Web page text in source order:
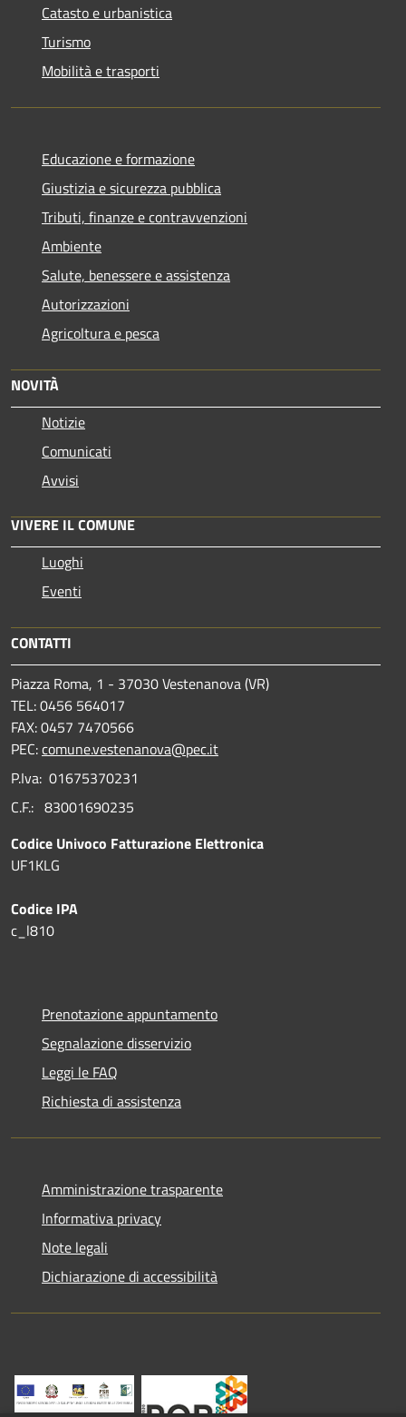
Catasto e urbanistica
Turismo
Mobilità e trasporti
Educazione e formazione
Giustizia e sicurezza pubblica
Tributi, finanze e contravvenzioni
Ambiente
Salute, benessere e assistenza
Autorizzazioni
Agricoltura e pesca
NOVITÀ
Notizie
Comunicati
Avvisi
VIVERE IL COMUNE
Luoghi
Eventi
CONTATTI
Piazza Roma, 1 - 37030 Vestenanova (VR)
TEL: 0456 564017
FAX: 0457 7470566
PEC:comune.vestenanova@pec.it
P.Iva: 01675370231
C.F.: 83001690235
Codice Univoco Fatturazione Elettronica
UF1KLG
Codice IPA
c_l810
Prenotazione appuntamento
Segnalazione disservizio
Leggi le FAQ
Richiesta di assistenza
Amministrazione trasparente
Informativa privacy
Note legali
Dichiarazione di accessibilità